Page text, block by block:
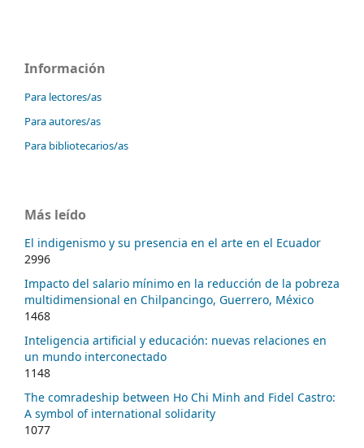
Información
Para lectores/as
Para autores/as
Para bibliotecarios/as
Más leído
El indigenismo y su presencia en el arte en el Ecuador
2996
Impacto del salario mínimo en la reducción de la pobreza
multidimensional en Chilpancingo, Guerrero, México
1468
Inteligencia artificial y educación: nuevas relaciones en
un mundo interconectado
1148
The comradeship between Ho Chi Minh and Fidel Castro:
A symbol of international solidarity
1077